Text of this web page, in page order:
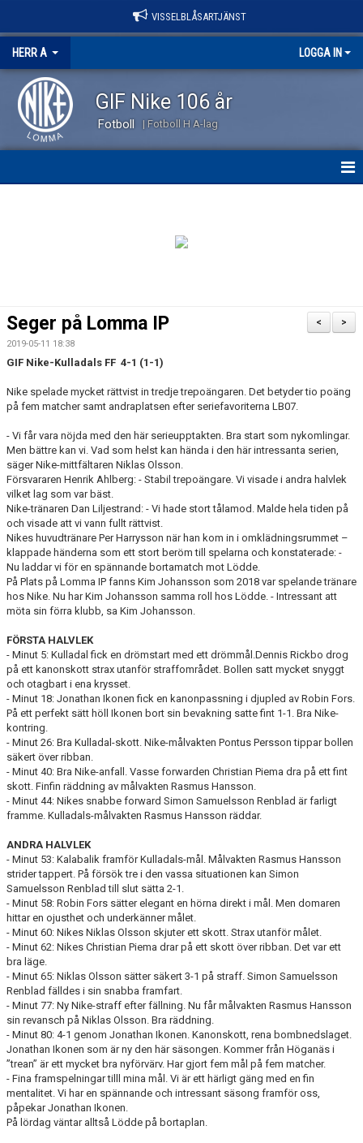
VISSELBLÅSARTJÄNST
HERR A LOGGA IN
GIF Nike 106 år
Fotboll | Fotboll H A-lag
KONTAKT
DOKUMENT
MATCHER
TIDIGARE TRÄNARE
DIV 5 HERR SYDVÄSTRA SKÅNE 2026
DIVISION 2 HERR B SKÅNE
>
<
Seger på Lomma IP
2019-05-11 18:38
GIF Nike-Kulladals FF 4-1 (1-1)
Nike spelade mycket rättvist in tredje trepoängaren. Det betyder tio poäng
på fem matcher samt andraplatsen efter seriefavoriterna LB07.
- Vi får vara nöjda med den här serieupptakten. Bra start som nykomlingar.
Men bättre kan vi. Vad som helst kan hända i den här intressanta serien,
säger Nike-mittfältaren Niklas Olsson.
Försvararen Henrik Ahlberg: - Stabil trepoängare. Vi visade i andra halvlek
vilket lag som var bäst.
Nike-tränaren Dan Liljestrand: - Vi hade stort tålamod. Malde hela tiden på
och visade att vi vann fullt rättvist.
Nikes huvudtränare Per Harrysson när han kom in i omklädningsrummet –
klappade händerna som ett stort beröm till spelarna och konstaterade: -
Nu laddar vi för en spännande bortamatch mot Lödde.
På Plats på Lomma IP fanns Kim Johansson som 2018 var spelande tränare
hos Nike. Nu har Kim Johansson samma roll hos Lödde. - Intressant att
möta sin förra klubb, sa Kim Johansson.
FÖRSTA HALVLEK
- Minut 5: Kulladal fick en drömstart med ett drömmål.Dennis Rickbo drog
på ett kanonskott strax utanför straffområdet. Bollen satt mycket snyggt
och otagbart i ena krysset.
- Minut 18: Jonathan Ikonen fick en kanonpassning i djupled av Robin Fors.
På ett perfekt sätt höll Ikonen bort sin bevakning satte fint 1-1. Bra Nike-
kontring.
- Minut 26: Bra Kulladal-skott. Nike-målvakten Pontus Persson tippar bollen
säkert över ribban.
- Minut 40: Bra Nike-anfall. Vasse forwarden Christian Piema dra på ett fint
skott. Finfin räddning av målvakten Rasmus Hansson.
- Minut 44: Nikes snabbe forward Simon Samuelsson Renblad är farligt
framme. Kulladals-målvakten Rasmus Hansson räddar.
ANDRA HALVLEK
- Minut 53: Kalabalik framför Kulladals-mål. Målvakten Rasmus Hansson
strider tappert. På försök tre i den vassa situationen kan Simon
Samuelsson Renblad till slut sätta 2-1.
- Minut 58: Robin Fors sätter elegant en hörna direkt i mål. Men domaren
hittar en ojusthet och underkänner målet.
- Minut 60: Nikes Niklas Olsson skjuter ett skott. Strax utanför målet.
- Minut 62: Nikes Christian Piema drar på ett skott över ribban. Det var ett
bra läge.
- Minut 65: Niklas Olsson sätter säkert 3-1 på straff. Simon Samuelsson
Renblad fälldes i sin snabba framfart.
- Minut 77: Ny Nike-straff efter fällning. Nu får målvakten Rasmus Hansson
sin revansch på Niklas Olsson. Bra räddning.
- Minut 80: 4-1 genom Jonathan Ikonen. Kanonskott, rena bombnedslaget.
Jonathan Ikonen som är ny den här säsongen. Kommer från Höganäs i
”trean” är ett mycket bra nyförvärv. Har gjort fem mål på fem matcher.
- Fina framspelningar tilll mina mål. Vi är ett härligt gäng med en fin
mentalitet. Vi har en spännande och intressant säsong framför oss,
påpekar Jonathan Ikonen.
På lördag väntar alltså Lödde på bortaplan.